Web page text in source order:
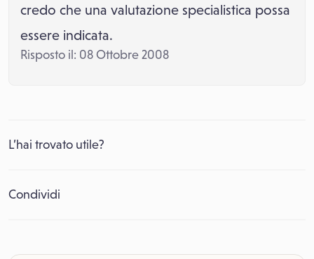
credo che una valutazione specialistica possa
essere indicata.
Risposto il: 08 Ottobre 2008
L’hai trovato utile?
Condividi